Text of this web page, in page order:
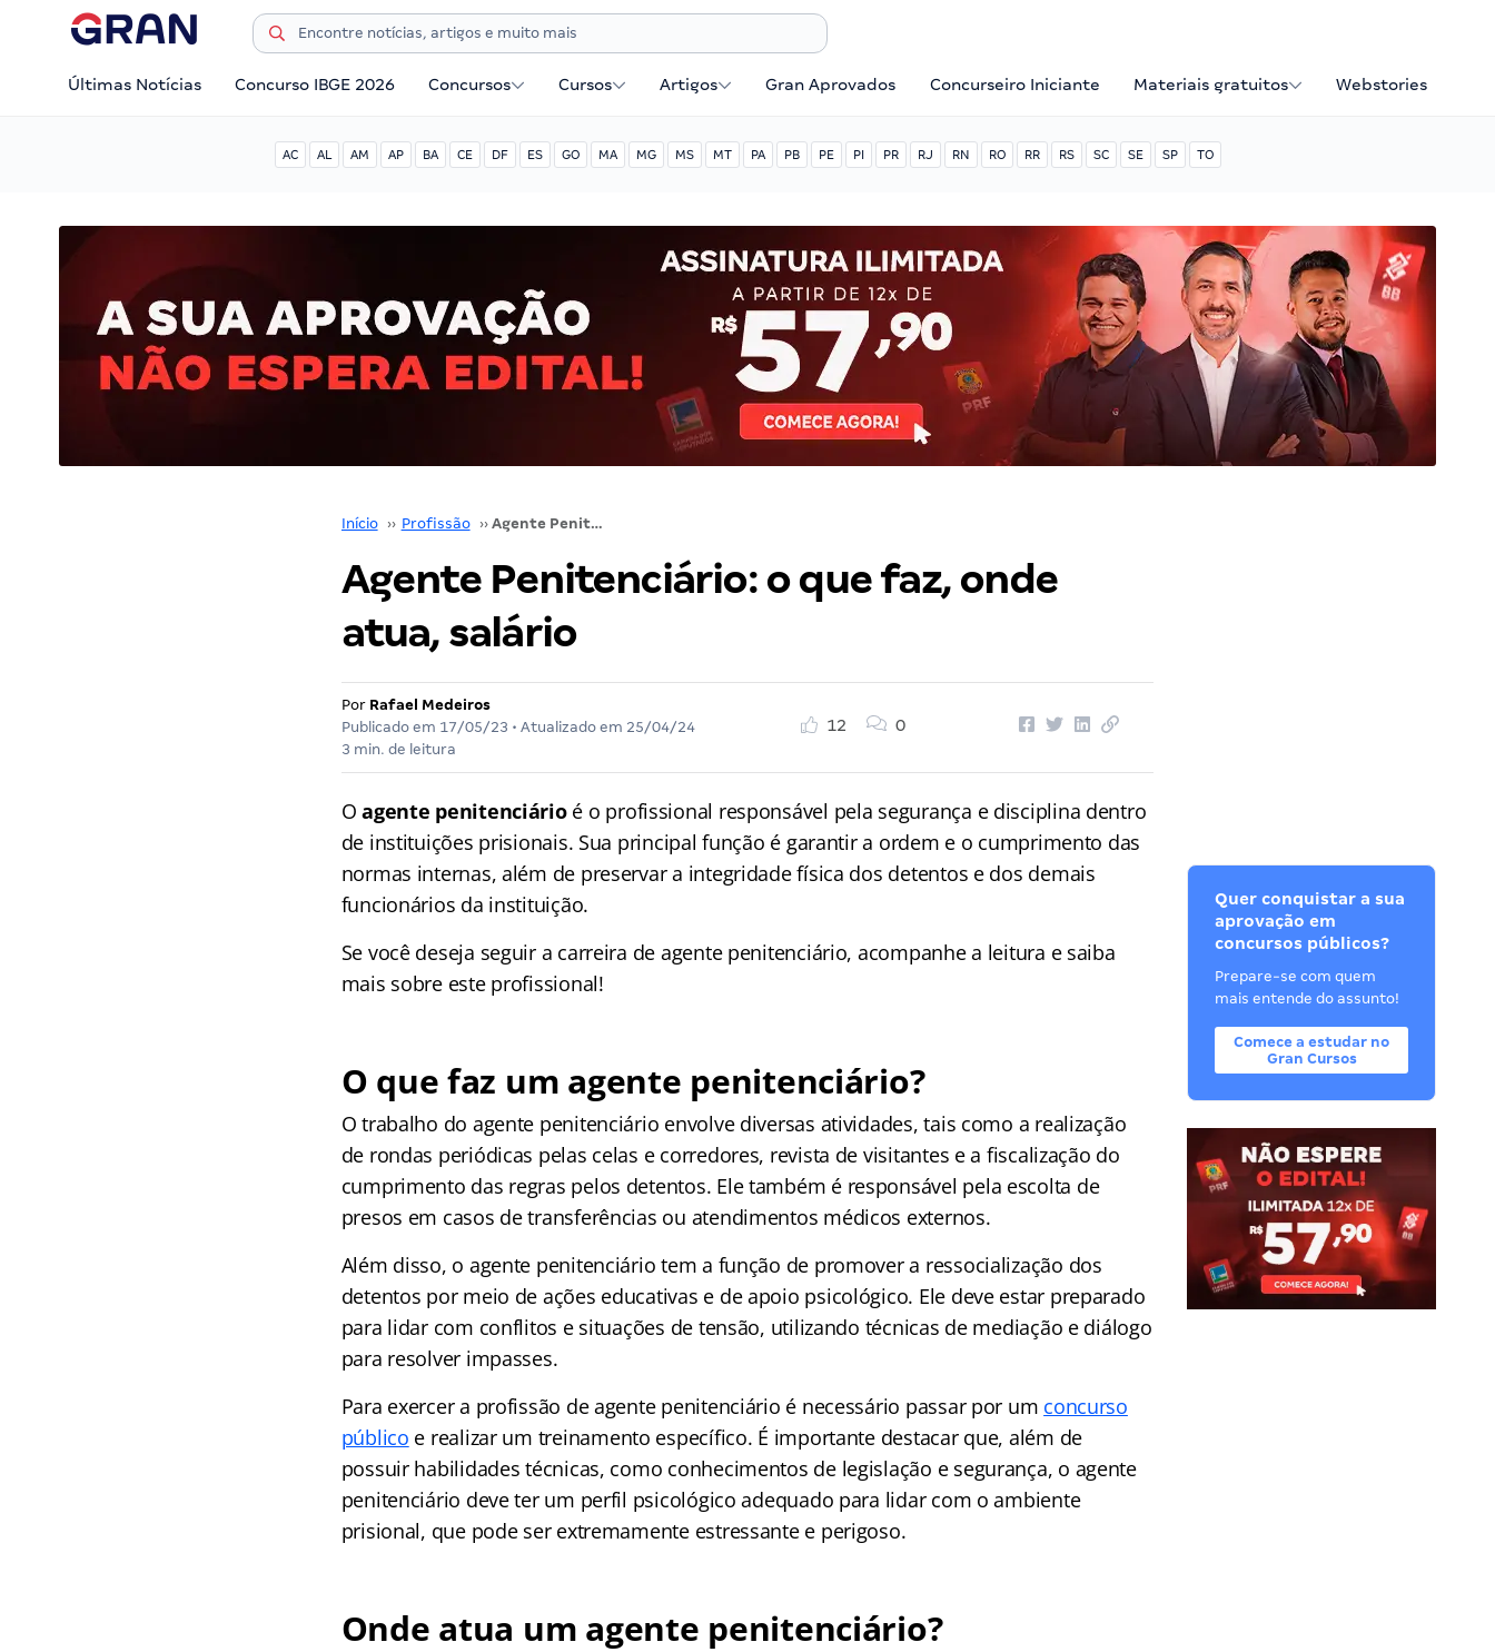
Últimas Notícias Concurso IBGE 2026 Concursos Cursos Artigos Gran Aprovados Concurseiro Iniciante Materiais gratuitos Webstories
AC AL AM AP BA CE DF ES GO MA MG MS MT PA PB PE PI PR RJ RN RO RR RS SC SE SP TO
Início ›› Profissão ›› Agente Penitenciário: o que faz, onde atua, salário
Agente Penitenciário: o que faz, onde
atua, salário
Por Rafael Medeiros
Publicado em 17/05/23 • Atualizado em 25/04/24
3 min. de leitura
12 0
Oagente penitenciárioé o profissional responsável pela segurança e disciplina dentro
de instituições prisionais. Sua principal função é garantir a ordem e o cumprimento das
normas internas, além de preservar a integridade física dos detentos e dos demais
funcionários da instituição.
Se você deseja seguir a carreira de agente penitenciário, acompanhe a leitura e saiba
mais sobre este profissional!
O que faz um agente penitenciário?
O trabalho do agente penitenciário envolve diversas atividades, tais como a realização
de rondas periódicas pelas celas e corredores, revista de visitantes e a fiscalização do
cumprimento das regras pelos detentos. Ele também é responsável pela escolta de
presos em casos de transferências ou atendimentos médicos externos.
Além disso, o agente penitenciário tem a função de promover a ressocialização dos
detentos por meio de ações educativas e de apoio psicológico. Ele deve estar preparado
para lidar com conflitos e situações de tensão, utilizando técnicas de mediação e diálogo
para resolver impasses.
Para exercer a profissão de agente penitenciário é necessário passar por um concurso
público e realizar um treinamento específico. É importante destacar que, além de
possuir habilidades técnicas, como conhecimentos de legislação e segurança, o agente
penitenciário deve ter um perfil psicológico adequado para lidar com o ambiente
prisional, que pode ser extremamente estressante e perigoso.
Onde atua um agente penitenciário?
Quer conquistar a sua
aprovação em
concursos públicos?
Prepare-se com quem
mais entende do assunto!
Comece a estudar no
Gran Cursos